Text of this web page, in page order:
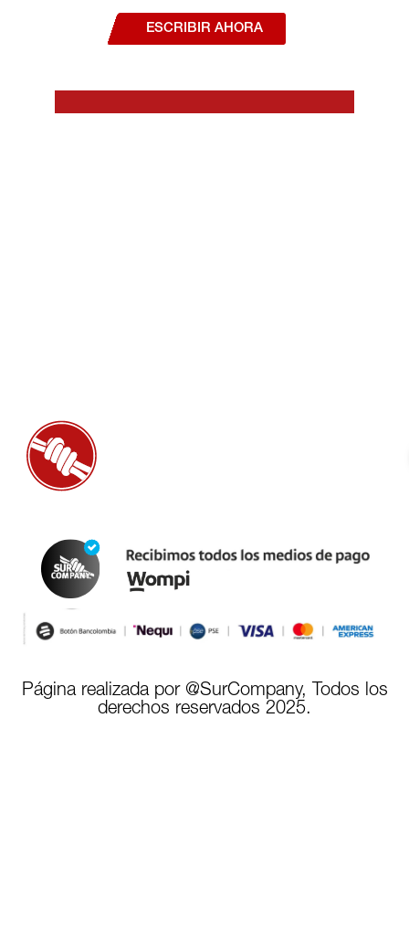
ESCRIBIR AHORA
Página realizada por @SurCompany, Todos los
derechos reservados 2025.